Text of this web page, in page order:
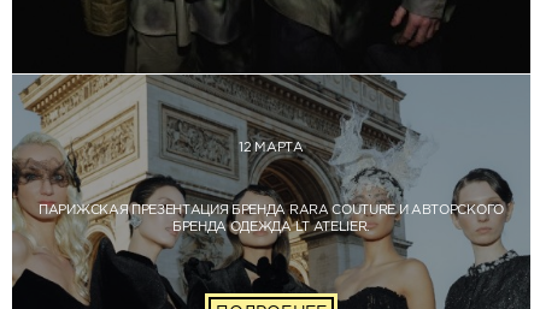
12 МАРТА
ПАРИЖСКАЯ ПРЕЗЕНТАЦИЯ БРЕНДА RARA COUTURE И АВТОРСКОГО
БРЕНДА ОДЕЖДА LT ATELIER.